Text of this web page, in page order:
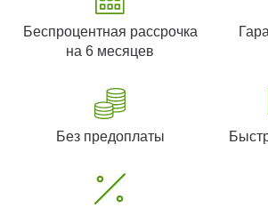
Беспроцентная рассрочка
на 6 месяцев
Без предоплаты